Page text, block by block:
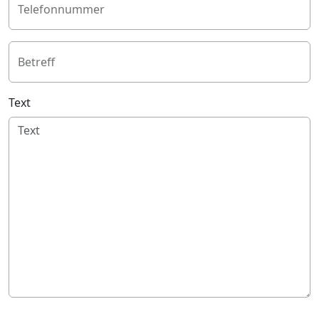
Telefonnummer
Betreff
Text